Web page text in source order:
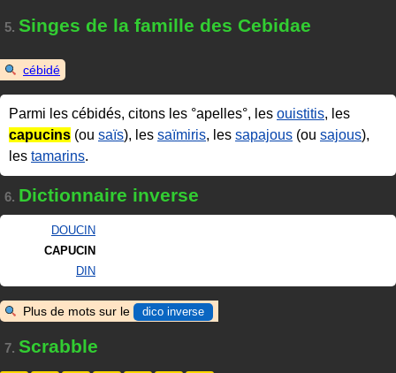
5. Singes de la famille des Cebidae
cébidé
Parmi les cébidés, citons les °apelles°, les ouistitis, les
capucins (ou saïs), les saïmiris, les sapajous (ou sajous),
les tamarins.
6. Dictionnaire inverse
DOUCIN
CAPUCIN
DIN
Plus de mots sur le dico inverse
7. Scrabble